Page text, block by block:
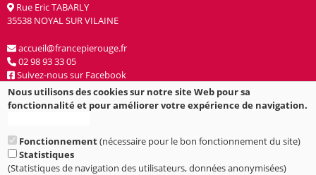
Rue Eric TABARLY
35538 NOYAL SUR VILAINE
accueil@francepierouge.fr
02 98 93 33 05
Suivez-nous sur Facebook
2022 © France Pie Rouge
Nous utilisons des cookies sur notre site Web pour sa
fonctionnalité et pour améliorer votre expérience de navigation.
Fonctionnement(nécessaire pour le bon fonctionnement du site)
Statistiques
(Statistiques de navigation des utilisateurs, données anonymisées)